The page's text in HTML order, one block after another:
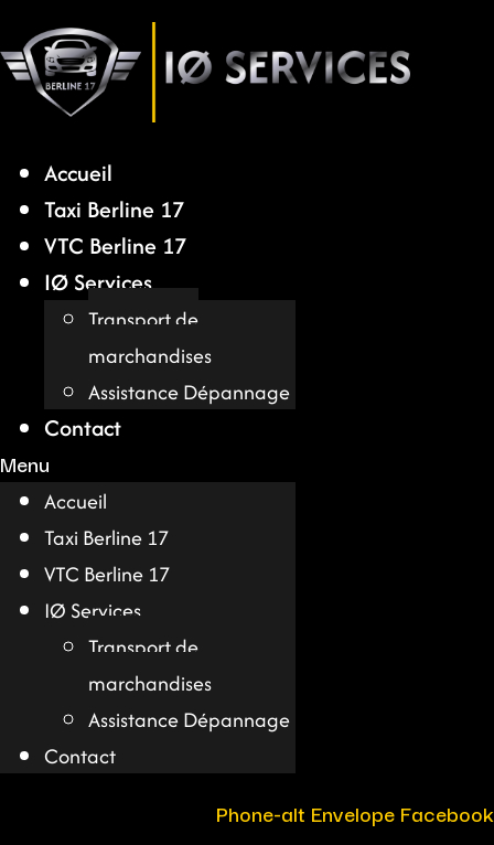
Aller
au
contenu
Accueil
Taxi Berline 17
VTC Berline 17
IØ Services
Transport de
marchandises
Assistance Dépannage
Contact
Menu
Accueil
Taxi Berline 17
VTC Berline 17
IØ Services
Transport de
marchandises
Assistance Dépannage
Contact
Phone-alt Envelope Facebook